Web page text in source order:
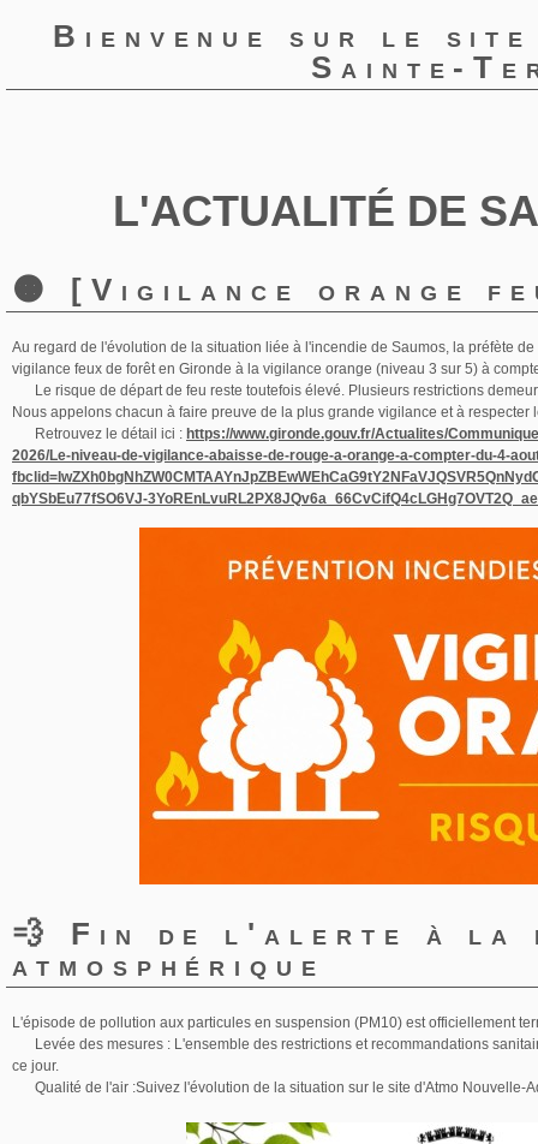
Bienvenue sur le
Sainte-
L'ACTUALITÉ DE
🟠 [Vigilance orange
Au regard de l'évolution de la situation liée à l'incendie de Saumos, la préfète
vigilance feux de forêt en Gironde à la vigilance orange (niveau 3 sur 5) à
Le risque de départ de feu reste toutefois élevé. Plusieurs restrictions
Nous appelons chacun à faire preuve de la plus grande vigilance et à respecter
Retrouvez le détail ici : https://www.gironde.gouv.fr/Actualites/
2026/Le-niveau-de-vigilance-abaisse-de-rouge-a-orange-a-compter-du-4-
qbYSbEu77fSO6VJ-
💨 Fin de l'alerte à la
atmosphérique
L'épisode de pollution aux particules en suspension (PM10) est officiellement
Levée des mesures : L'ensemble des restrictions et recommandations
ce jour.
Qualité de l'air :Suivez l'évolution de la situation sur le site d'Atmo Nouvelle-